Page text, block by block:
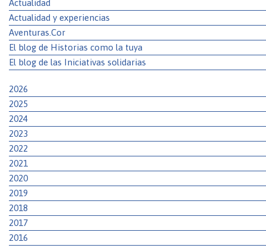
Actualidad
Actualidad y experiencias
Aventuras.Cor
El blog de Historias como la tuya
El blog de las Iniciativas solidarias
2026
2025
2024
2023
2022
2021
2020
2019
2018
2017
2016